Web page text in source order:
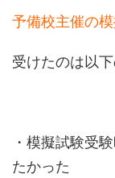
予備校主催の
受けたのは以下
・模擬試験受
たかった